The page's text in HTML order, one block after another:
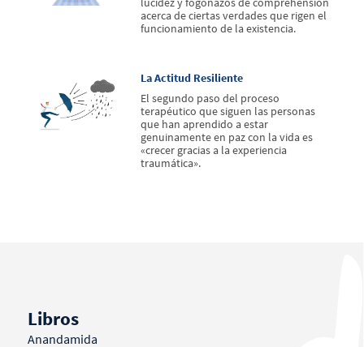
acerca de ciertas verdades que rigen el
funcionamiento de la existencia.
La Actitud Resiliente
El segundo paso del proceso
terapéutico que siguen las personas
que han aprendido a estar
genuinamente en paz con la vida es
«crecer gracias a la experiencia
traumática».
Libros
Anandamida